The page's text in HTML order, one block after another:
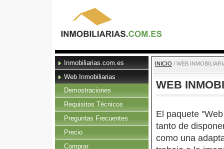
Inmobiliarias.com.es
Web Inmobiliarias
Demostraciones
Requisitos Técnicos
Preguntas Frecuentes
Precio
Comprar
INICIO / WEB
WEB
El paquete
tanto de
como una